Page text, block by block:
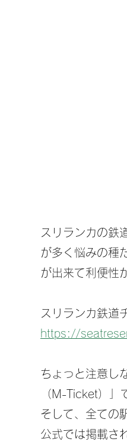
スリランカの鉄
が多く悩みの種
が出来て利便性
スリランカ鉄道
https://
ちょっと注意し
（M-Ticket）」
そして、全ての
公式では掲載さ